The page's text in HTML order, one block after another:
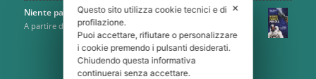
Niente panico, per ora
A partire da 9,99
✕
Questo sito utilizza cookie tecnici e di
profilazione.
Puoi accettare, rifiutare o personalizzare
i cookie premendo i pulsanti desiderati.
Chiudendo questa informativa
continuerai senza accettare.